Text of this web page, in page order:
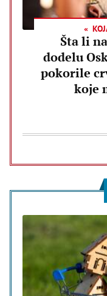
Šta li
dodelu
pokorile
koje